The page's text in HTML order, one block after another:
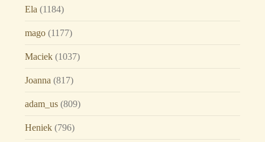
Ela (1184)
mago(1177)
Maciek(1037)
Joanna (817)
adam_us(809)
Heniek(796)